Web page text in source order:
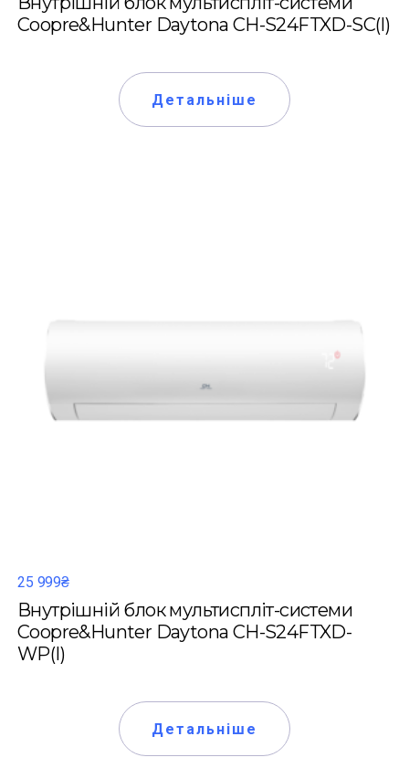
Coopre&Hunter Daytona CH-S24FTXD-SC(I)
Детальніше
25 999₴
Внутрішній блок мультиспліт-системи
Coopre&Hunter Daytona CH-S24FTXD-
WP(I)
Детальніше